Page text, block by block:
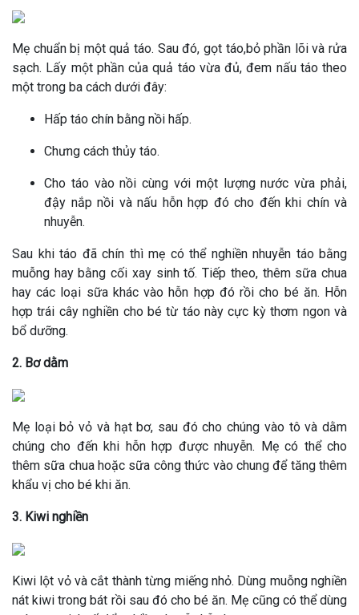
Mẹ chuẩn bị một quả táo. Sau đó, gọt táo,bỏ phần lõi và rửa
sạch. Lấy một phần của quả táo vừa đủ, đem nấu táo theo
một trong ba cách dưới đây:
Hấp táo chín bằng nồi hấp.
Chưng cách thủy táo.
Cho táo vào nồi cùng với một lượng nước vừa phải,
đậy nắp nồi và nấu hỗn hợp đó cho đến khi chín và
nhuyễn.
Sau khi táo đã chín thì mẹ có thể nghiền nhuyễn táo bằng
muỗng hay bằng cối xay sinh tố. Tiếp theo, thêm sữa chua
hay các loại sữa khác vào hỗn hợp đó rồi cho bé ăn. Hỗn
hợp trái cây nghiền cho bé từ táo này cực kỳ thơm ngon và
bổ dưỡng.
2. Bơ dằm
Mẹ loại bỏ vỏ và hạt bơ, sau đó cho chúng vào tô và dằm
chúng cho đến khi hỗn hợp được nhuyễn. Mẹ có thể cho
thêm sữa chua hoặc sữa công thức vào chung để tăng thêm
khẩu vị cho bé khi ăn.
3. Kiwi nghiền
Kiwi lột vỏ và cắt thành từng miếng nhỏ. Dùng muỗng nghiền
nát kiwi trong bát rồi sau đó cho bé ăn. Mẹ cũng có thể dùng